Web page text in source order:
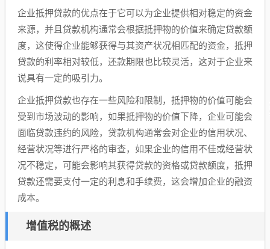
企业抵押贷款的优点在于它可以为企业提供相对稳定的资金
来源，并且贷款机构通常会根据抵押物的价值来确定贷款额
度，这使得企业能够获得与其资产状况相匹配的资金，抵押
贷款的利率相对较低，还款期限也比较灵活，这对于企业来
说具有一定的吸引力。
企业抵押贷款也存在一些风险和限制，抵押物的价值可能会
受到市场波动的影响，如果抵押物的价值下降，企业可能会
面临贷款违约的风险，贷款机构通常会对企业的信用状况、
经营状况等进行严格的审查，如果企业的信用不佳或经营状
况不稳定，可能会影响其获得贷款的资格或贷款额度，抵押
贷款还需要支付一定的利息和手续费，这会增加企业的融资
成本。
增值税的概述